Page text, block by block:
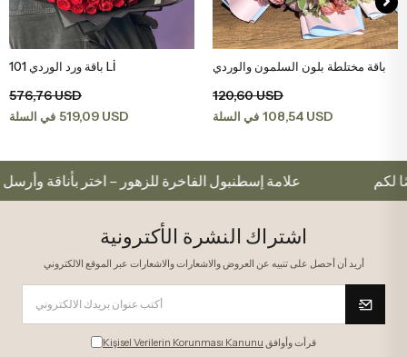
اضف الى سلة التسوق
باقة ورد الوردي 101 Lİ
576,76 USD
في السلة 519,09 USD
اضف الى سلة التسوق
باقة مختلطة بلون السلمون والوردي
120,60 USD
في السلة 108,54 USD
علامة إسطنبول الفاخرة للزهور – اختر لكم
اشتراك النشرة الأكترونية
أريد أن أحصل على تنبيه عن العروض والاشعارات والاشعارات عبر الموقع الالكتروني
Kişisel Verilerin Korunması Kanunu قرأت وأوافق